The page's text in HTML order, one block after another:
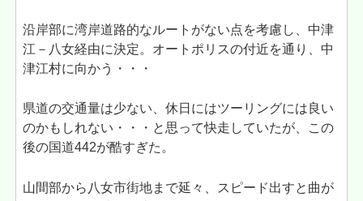
沿岸部に湾岸道路的なルートがない点を考慮し、中津
江－八女経由に決定。オートポリスの付近を通り、中
津江村に向かう・・・
県道の交通量は少ない、休日にはツーリングには良い
のかもしれない・・・と思って快走していたが、この
後の国道442が酷すぎた。
山間部から八女市街地まで延々、スピード出すと曲が